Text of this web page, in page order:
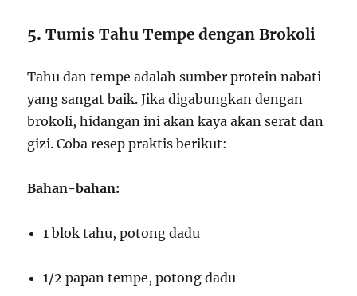
5.Tumis Tahu Tempe dengan Brokoli
Tahu dan tempe adalah sumber protein nabati
yang sangat baik. Jika digabungkan dengan
brokoli, hidangan ini akan kaya akan serat dan
gizi. Coba resep praktis berikut:
Bahan-bahan:
1 blok tahu, potong dadu
1/2 papan tempe, potong dadu